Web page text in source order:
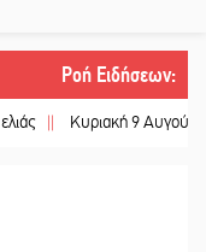
Ροή Ειδήσεων:
|| Κυριακή 9 Αυγούστου: